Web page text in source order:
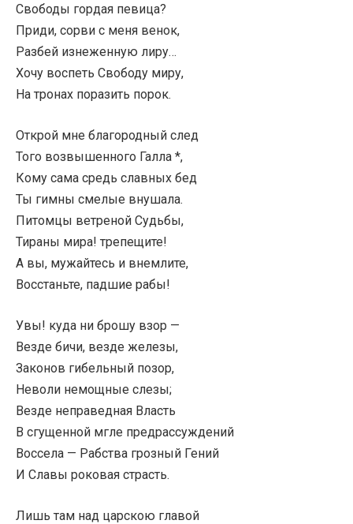
Свободы гордая певица?
Приди, сорви с меня венок,
Разбей изнеженную лиру…
Хочу воспеть Свободу миру,
На тронах поразить порок.
Открой мне благородный след
Того возвышенного Галла *,
Кому сама средь славных бед
Ты гимны смелые внушала.
Питомцы ветреной Судьбы,
Тираны мира! трепещите!
А вы, мужайтесь и внемлите,
Восстаньте, падшие рабы!
Увы! куда ни брошу взор —
Везде бичи, везде железы,
Законов гибельный позор,
Неволи немощные слезы;
Везде неправедная Власть
В сгущенной мгле предрассуждений
Воссела — Рабства грозный Гений
И Славы роковая страсть.
Лишь там над царскою главой